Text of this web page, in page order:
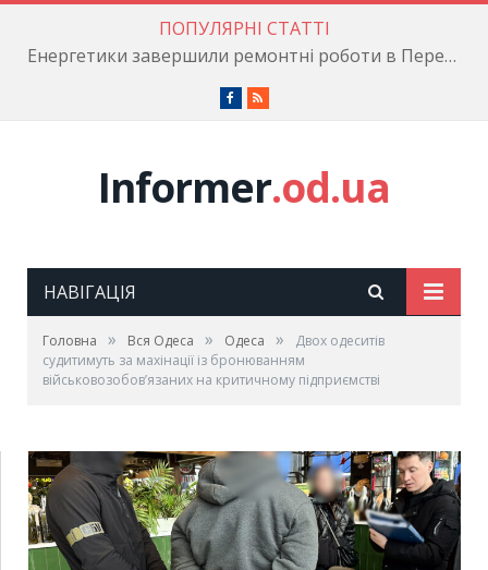
ПОПУЛЯРНІ СТАТТІ
Енергетики завершили ремонтні роботи в Пересипському районі
Facebook
RSS
Informer.od.ua
НАВІГАЦІЯ
Головна » Вся Одеса » Одеса »
Двох одеситів
судитимуть за махінації із бронюванням
військовозобов’язаних на критичному підприємстві